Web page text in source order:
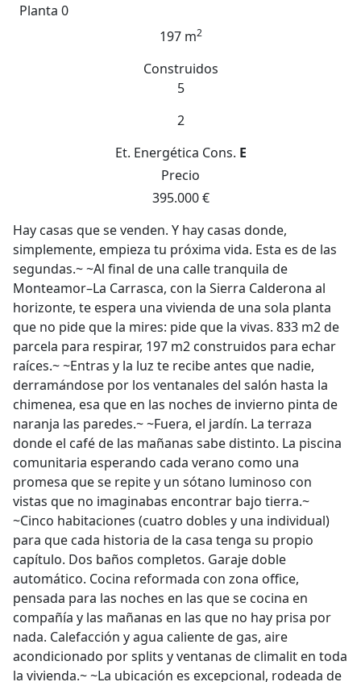
Planta 0
197 m2
Construidos
5
2
Et. Energética Cons. E
Precio
395.000 €
Hay casas que se venden. Y hay casas donde,
simplemente, empieza tu próxima vida. Esta es de las
segundas.~ ~Al final de una calle tranquila de
Monteamor–La Carrasca, con la Sierra Calderona al
horizonte, te espera una vivienda de una sola planta
que no pide que la mires: pide que la vivas. 833 m2 de
parcela para respirar, 197 m2 construidos para echar
raíces.~ ~Entras y la luz te recibe antes que nadie,
derramándose por los ventanales del salón hasta la
chimenea, esa que en las noches de invierno pinta de
naranja las paredes.~ ~Fuera, el jardín. La terraza
donde el café de las mañanas sabe distinto. La piscina
comunitaria esperando cada verano como una
promesa que se repite y un sótano luminoso con
vistas que no imaginabas encontrar bajo tierra.~
~Cinco habitaciones (cuatro dobles y una individual)
para que cada historia de la casa tenga su propio
capítulo. Dos baños completos. Garaje doble
automático. Cocina reformada con zona office,
pensada para las noches en las que se cocina en
compañía y las mañanas en las que no hay prisa por
nada. Calefacción y agua caliente de gas, aire
acondicionado por splits y ventanas de climalit en toda
la vivienda.~ ~La ubicación es excepcional, rodeada de